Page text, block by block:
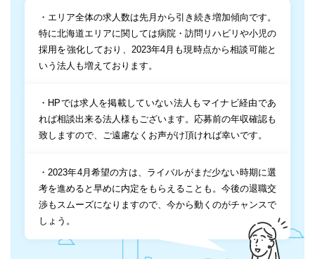
・エリア全体の求人数は先月から引き続き増加傾向です。
特に北海道エリアに関しては病院・訪問リハビリや小児の
採用を強化しており、2023年4月も現時点から相談可能と
いう法人も増えております。
・HPでは求人を掲載していない法人もマイナビ経由であ
れば相談出来る法人様もございます。応募前の年収確認も
致しますので、ご遠慮なくお声がけ頂ければ幸いです。
・2023年4月希望の方は、ライバルがまだ少ない時期に選
考を進めると早めに内定をもらえることも。今後の退職交
渉もスムーズになりますので、今から動くのがチャンスで
しょう。